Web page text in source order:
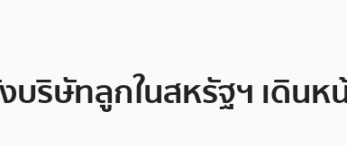
บริษัทลูกในสหรัฐฯ เดิน